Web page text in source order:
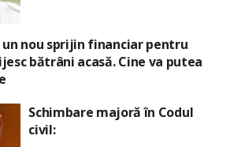
nou sprijin financiar pentru
bătrâni acasă. Cine va putea
Schimbare majoră în Codul
civil: